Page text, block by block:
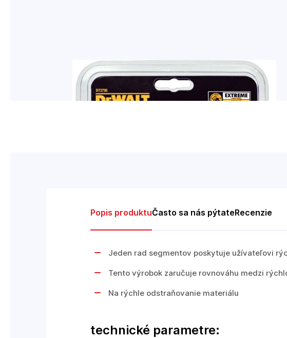
Popis produktuČasto sa nás pýtateRecenzie
Jeden rad segmentov poskytuje užívateľovi
Tento výrobok zaručuje rovnováhu medzi
Na rýchle odstraňovanie materiálu
technické parametre: